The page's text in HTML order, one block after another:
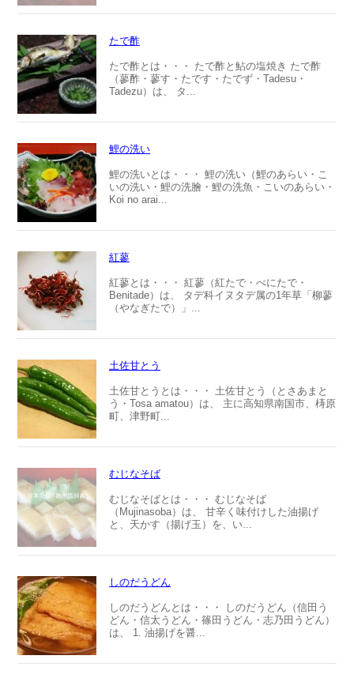
たで酢
たで酢とは・・・ たで酢と鮎の塩焼き たで酢
（蓼酢・蓼す・たです・たでず・Tadesu・
Tadezu）は、 タ...
鯉の洗い
鯉の洗いとは・・・ 鯉の洗い（鯉のあらい・こ
いの洗い・鯉の洗膾・鯉の洗魚・こいのあらい・
Koi no arai...
紅蓼
紅蓼とは・・・ 紅蓼（紅たで・べにたで・
Benitade）は、 タデ科イヌタデ属の1年草「柳蓼
（やなぎたで）」...
土佐甘とう
土佐甘とうとは・・・ 土佐甘とう（とさあまと
う・Tosa amatou）は、 主に高知県南国市、梼原
町、津野町...
むじなそば
むじなそばとは・・・ むじなそば
（Mujinasoba）は、 甘辛く味付けした油揚げ
と、天かす（揚げ玉）を、い...
しのだうどん
しのだうどんとは・・・ しのだうどん（信田う
どん・信太うどん・篠田うどん・志乃田うどん）
は、 1. 油揚げを醤...